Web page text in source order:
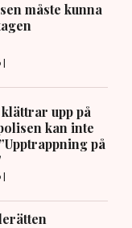
måste kunna
|
upp på
kan inte
på
|